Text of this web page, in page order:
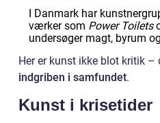
I Danmark har
værker som Power Toilets
undersøger magt, byrum
Her er kunst ikke blot kritik –
indgriben i samfundet.
Kunst i krisetider